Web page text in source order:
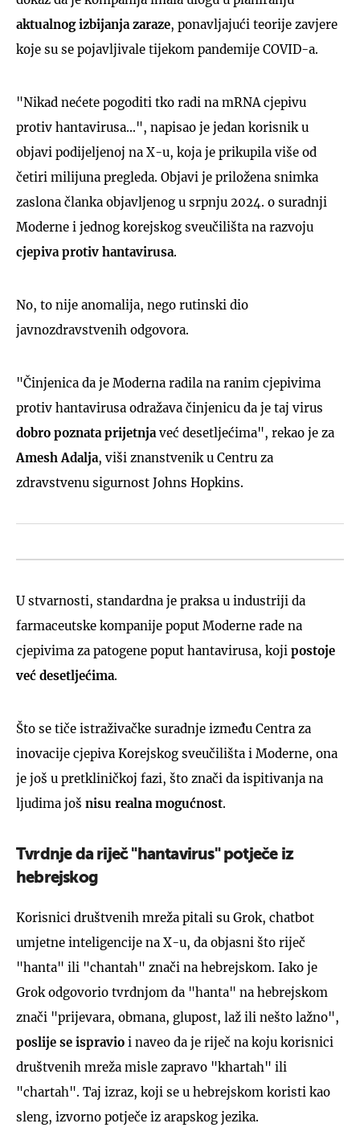
aktualnog izbijanja zaraze, ponavljajući teorije zavjere
koje su se pojavljivale tijekom pandemije COVID-a.
"Nikad nećete pogoditi tko radi na mRNA cjepivu
protiv hantavirusa...", napisao je jedan korisnik u
objavi podijeljenoj na X-u, koja je prikupila više od
četiri milijuna pregleda. Objavi je priložena snimka
zaslona članka objavljenog u srpnju 2024. o suradnji
Moderne i jednog korejskog sveučilišta na razvoju
cjepiva protiv hantavirusa.
No, to nije anomalija, nego rutinski dio
javnozdravstvenih odgovora.
"Činjenica da je Moderna radila na ranim cjepivima
protiv hantavirusa odražava činjenicu da je taj virus
dobro poznata prijetnja već desetljećima", rekao je za
Amesh Adalja, viši znanstvenik u Centru za
zdravstvenu sigurnost Johns Hopkins.
U stvarnosti, standardna je praksa u industriji da
farmaceutske kompanije poput Moderne rade na
cjepivima za patogene poput hantavirusa, koji postoje
već desetljećima.
Što se tiče istraživačke suradnje između Centra za
inovacije cjepiva Korejskog sveučilišta i Moderne, ona
je još u pretkliničkoj fazi, što znači da ispitivanja na
ljudima još nisu realna mogućnost.
Tvrdnje da riječ "hantavirus" potječe iz
hebrejskog
Korisnici društvenih mreža pitali su Grok, chatbot
umjetne inteligencije na X-u, da objasni što riječ
"hanta" ili "chantah" znači na hebrejskom. Iako je
Grok odgovorio tvrdnjom da "hanta" na hebrejskom
znači "prijevara, obmana, glupost, laž ili nešto lažno",
poslije se ispravio i naveo da je riječ na koju korisnici
društvenih mreža misle zapravo "khartah" ili
"chartah". Taj izraz, koji se u hebrejskom koristi kao
sleng, izvorno potječe iz arapskog jezika.